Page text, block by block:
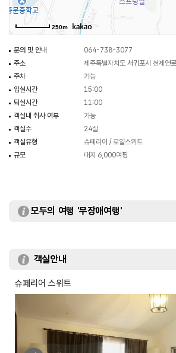
250m
문의 및 안내
064-738-3077
주소
제주특별자치도 서귀포시 천제연
주차
가능
입실시간
15:00
퇴실시간
11:00
객실내 취사 여부
가능
객실수
24실
객실유형
슈페리어 / 로얄스위트
규모
대지 6,000여평
모두의 여행 '무장애여행'
객실안내
슈페리어 스위트